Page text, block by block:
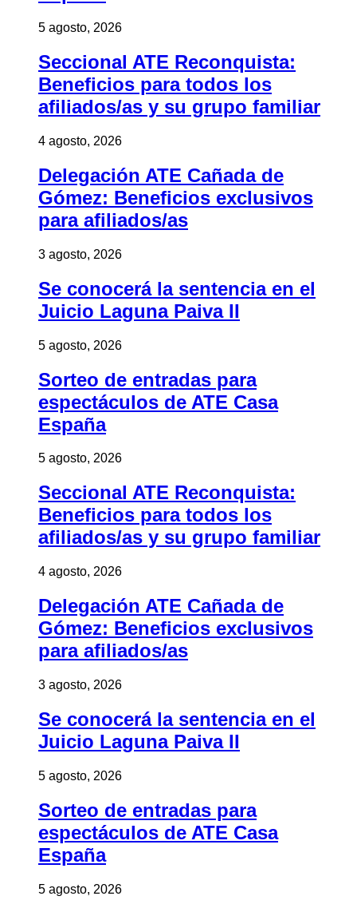
5 agosto, 2026
Seccional ATE Reconquista:
Beneficios para todos los
afiliados/as y su grupo familiar
4 agosto, 2026
Delegación ATE Cañada de
Gómez: Beneficios exclusivos
para afiliados/as
3 agosto, 2026
Se conocerá la sentencia en el
Juicio Laguna Paiva II
5 agosto, 2026
Sorteo de entradas para
espectáculos de ATE Casa
España
5 agosto, 2026
Seccional ATE Reconquista:
Beneficios para todos los
afiliados/as y su grupo familiar
4 agosto, 2026
Delegación ATE Cañada de
Gómez: Beneficios exclusivos
para afiliados/as
3 agosto, 2026
Se conocerá la sentencia en el
Juicio Laguna Paiva II
5 agosto, 2026
Sorteo de entradas para
espectáculos de ATE Casa
España
5 agosto, 2026